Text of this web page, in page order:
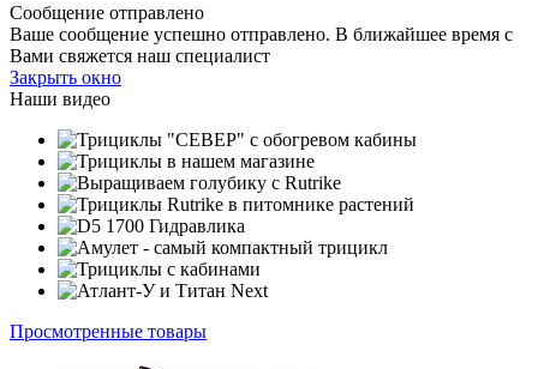
Сообщение отправлено
Ваше сообщение успешно отправлено. В ближайшее время с
Вами свяжется наш специалист
Закрыть окно
Наши видео
Просмотренные товары